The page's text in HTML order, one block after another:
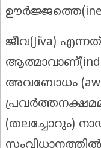
ജീവ(Jīva)
അവബോധം
(തലച്ചോറും)